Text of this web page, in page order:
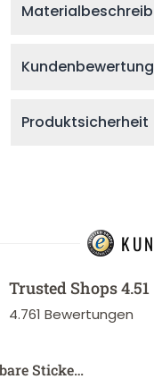
Produktsicherheit
Trusted Shops4.51
4.761 Bewertungen
Sticke…